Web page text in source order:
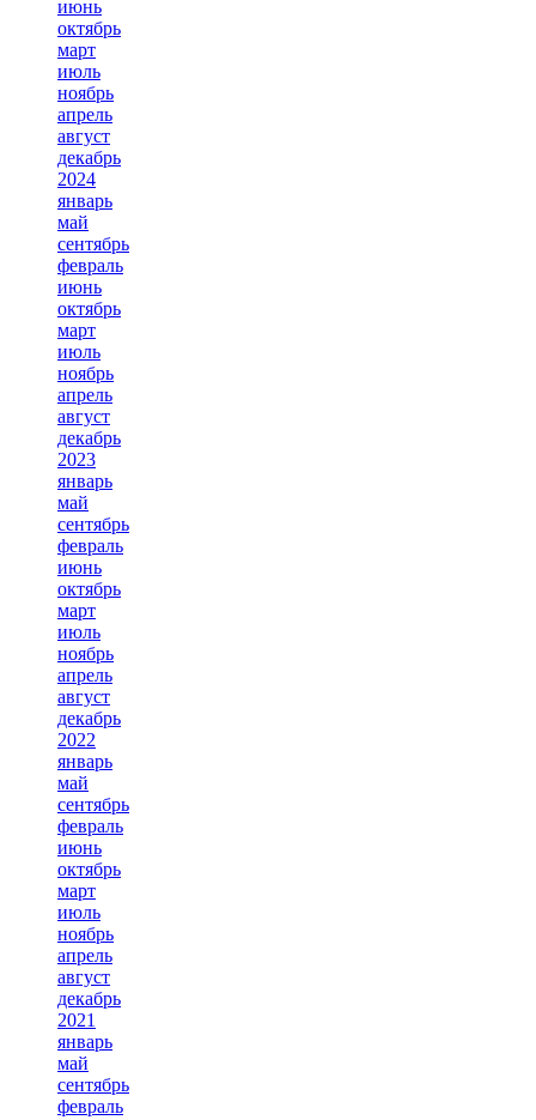
июнь
октябрь
март
июль
ноябрь
апрель
август
декабрь
2024
январь
май
сентябрь
февраль
июнь
октябрь
март
июль
ноябрь
апрель
август
декабрь
2023
январь
май
сентябрь
февраль
июнь
октябрь
март
июль
ноябрь
апрель
август
декабрь
2022
январь
май
сентябрь
февраль
июнь
октябрь
март
июль
ноябрь
апрель
август
декабрь
2021
январь
май
сентябрь
февраль